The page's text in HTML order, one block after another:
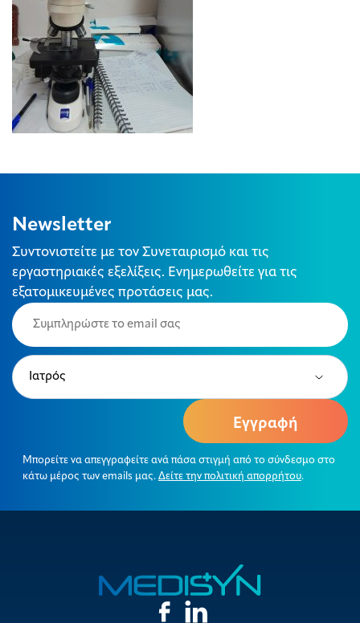
Newsletter
Συντονιστείτε με τον Συνεταιρισμό και τις
εργαστηριακές εξελίξεις. Ενημερωθείτε για τις
εξατομικευμένες προτάσεις μας.
Email
(Required)
Type
(Required)
Μπορείτε να απεγγραφείτε ανά πάσα στιγμή από το σύνδεσμο στο
κάτω μέρος των emails μας. Δείτε την πολιτική απορρήτου.